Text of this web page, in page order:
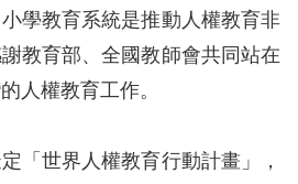
學教育系統是推動人權教育非
教育部、全國教師會共同站在
人權教育工作。
「世界人權教育行動計畫」，